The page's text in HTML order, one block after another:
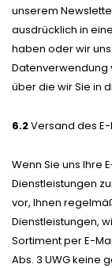
unserem
ausdrücklich in
haben oder wir
Datenverwendung
über die wir Sie in
6.2Versand des
Wenn Sie uns Ihre
Dienstleistungen
vor, Ihnen
Dienstleistungen,
Sortiment per E-
Abs. 3 UWG keine